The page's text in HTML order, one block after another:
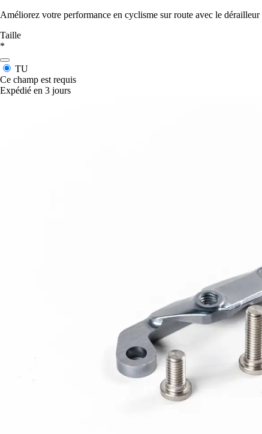
Améliorez votre performance en cyclisme sur route avec le
Taille
*
TU
Ce champ est requis
Expédié en 3 jours